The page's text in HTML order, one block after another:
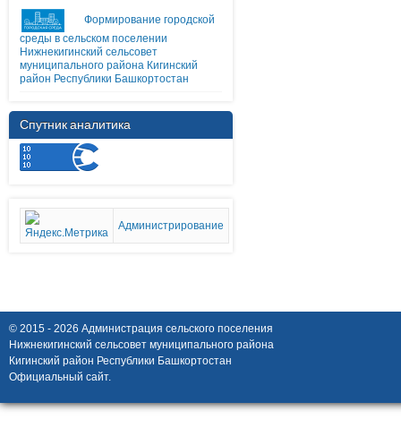
Формирование городской
среды в сельском поселении
Нижнекигинский сельсовет
муниципального района Кигинский
район Республики Башкортостан
Спутник аналитика
Администрирование
© 2015 - 2026 Администрация сельского поселения
Нижнекигинский сельсовет муниципального района
Кигинский район Республики Башкортостан
Официальный сайт.